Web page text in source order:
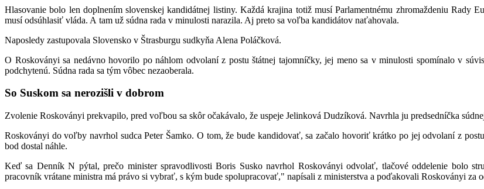
Hlasovanie bolo len doplnením slovenskej kandidátnej listiny. Každá krajina totiž musí Parlamentnému zhromaždeniu
musí odsúhlasiť vláda. A tam už súdna rada v minulosti narazila. Aj preto sa voľba kandidátov naťahovala.
Naposledy zastupovala Slovensko v Štrasburgu sudkyňa Alena Poláčková.
O Roskoványi sa nedávno hovorilo po náhlom odvolaní z postu štátnej tajomníčky, jej meno sa v minulosti spomínalo v
podchytenú. Súdna rada sa tým vôbec nezaoberala.
So Suskom sa nerozišli v dobrom
Zvolenie Roskoványi prekvapilo, pred voľbou sa skôr očakávalo, že uspeje Jelinková Dudzíková. Navrhla ju predsedníčka
Roskoványi do voľby navrhol sudca Peter Šamko. O tom, že bude kandidovať, sa začalo hovoriť krátko po jej odvolaní z
bod dostal náhle.
Keď sa Denník N pýtal, prečo minister spravodlivosti Boris Susko navrhol Roskoványi odvolať, tlačové oddelenie bolo
pracovník vrátane ministra má právo si vybrať, s kým bude spolupracovať," napísali z ministerstva a poďakovali Roskoványi za